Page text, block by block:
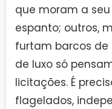
que moram a
espanto; outros,
furtam barcos de
de luxo só
licitações. É
flagelados,